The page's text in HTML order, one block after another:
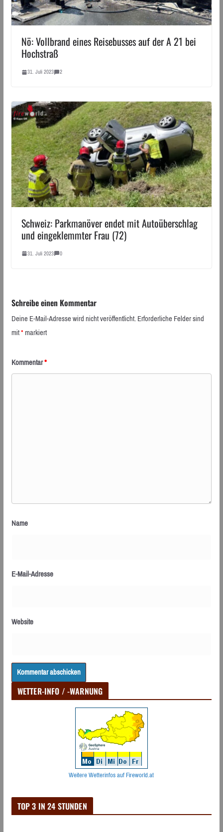
Nö: Vollbrand eines Reisebusses auf der A 21 bei
Hochstraß
31. Juli 2023 2
Schweiz: Parkmanöver endet mit Autoüberschlag
und eingeklemmter Frau (72)
31. Juli 2023 0
Schreibe einen Kommentar
Deine E-Mail-Adresse wird nicht veröffentlicht.Erforderliche Felder sind
mit*markiert
Kommentar*
Name
E-Mail-Adresse
Website
WETTER-INFO / -WARNUNG
Weitere Wetterinfos auf Fireworld.at
TOP 3 IN 24 STUNDEN